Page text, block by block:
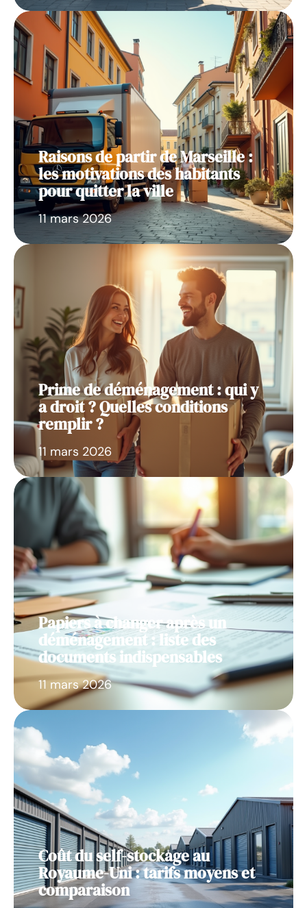
Raisons de partir de Marseille :
les motivations des habitants
pour quitter la ville
11 mars 2026
Prime de déménagement : qui y
a droit ? Quelles conditions
remplir ?
11 mars 2026
Papiers à changer après un
déménagement : liste des
documents indispensables
11 mars 2026
Coût du self-stockage au
Royaume-Uni : tarifs moyens et
comparaison